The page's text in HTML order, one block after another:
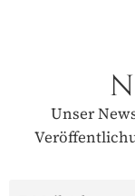
Unser